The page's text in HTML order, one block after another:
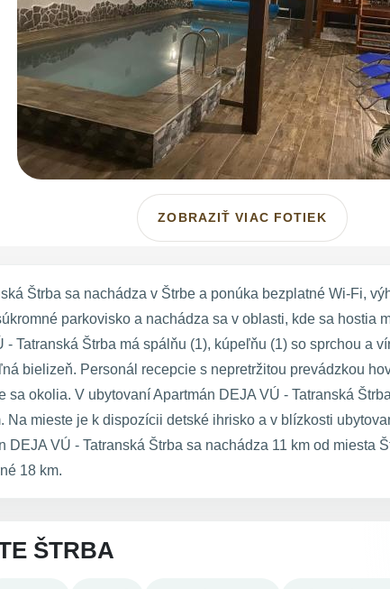
ZOBRAZIŤ VIAC FOTIEK
Štrba sa nachádza v Štrbe a ponúka bezplatné Wi-Fi,
parkovisko a nachádza sa v oblasti, kde sa hostia
Tatranská Štrba má spálňu (1), kúpeľňu (1) so sprchou a
bielizeň. Personál recepcie s nepretržitou prevádzkou
sa okolia. V ubytovaní Apartmán DEJA VÚ - Tatranská
mieste je k dispozícii detské ihrisko a v blízkosti
VÚ - Tatranská Štrba sa nachádza 11 km od miesta
18 km.
ŠTRBA